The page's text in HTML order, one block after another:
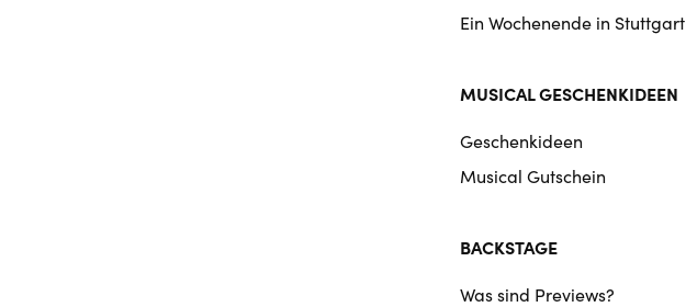
Ein Wochenende in Stuttgart
MUSICAL GESCHENKIDEEN
Geschenkideen
Musical Gutschein
BACKSTAGE
Was sind Previews?